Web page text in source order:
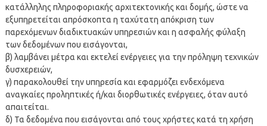
κατάλληλης πληροφοριακής αρχιτεκτονικής και δομής, ώστε να
εξυπηρετείται απρόσκοπτα η ταχύτατη απόκριση των
παρεχόμενων διαδικτυακών υπηρεσιών και η ασφαλής φύλαξη
των δεδομένων που εισάγονται,
β) λαμβάνει μέτρα και εκτελεί ενέργειες για την πρόληψη τεχνικών
δυσχερειών,
γ) παρακολουθεί την υπηρεσία και εφαρμόζει ενδεχόμενα
αναγκαίες προληπτικές ή/και διορθωτικές ενέργειες, όταν αυτό
απαιτείται.
δ) Τα δεδομένα που εισάγονται από τους χρήστες κατά τη χρήση